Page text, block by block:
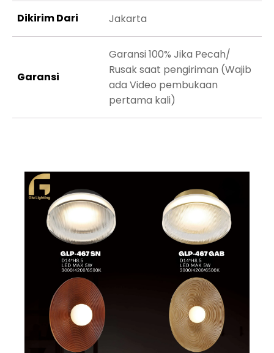
Dikirim Dari Jakarta
Garansi
Garansi 100% Jika Pecah/
Rusak saat pengiriman (Wajib
ada Video pembukaan
pertama kali)